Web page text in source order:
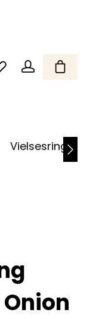
Vielsesringe